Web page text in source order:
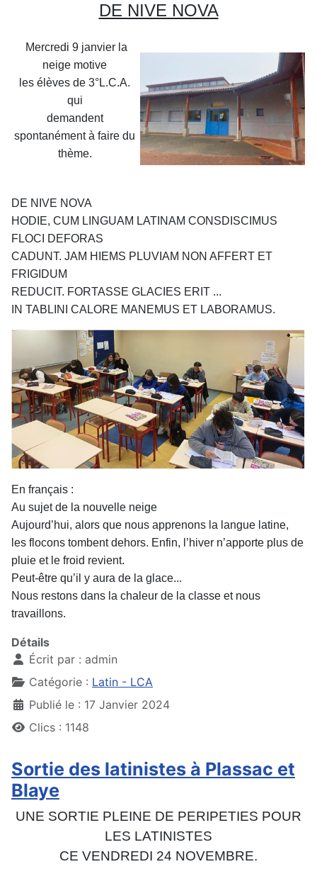
DE NIVE NOVA
Mercredi 9 janvier la
neige motive
les élèves de 3°L.C.A.
qui
demandent
spontanément à faire du
thème.
DE NIVE NOVA
HODIE, CUM LINGUAM LATINAM CONSDISCIMUS
FLOCI DEFORAS
CADUNT. JAM HIEMS PLUVIAM NON AFFERT ET
FRIGIDUM
REDUCIT. FORTASSE GLACIES ERIT ...
IN TABLINI CALORE MANEMUS ET LABORAMUS.
En français :
Au sujet de la nouvelle neige
Aujourd’hui, alors que nous apprenons la langue latine,
les flocons tombent dehors. Enfin, l’hiver n’apporte plus de
pluie et le froid revient.
Peut-être qu’il y aura de la glace...
Nous restons dans la chaleur de la classe et nous
travaillons.
Détails
Écrit par : admin
Catégorie : Latin - LCA
Publié le : 17 Janvier 2024
Clics : 1148
Sortie des latinistes à Plassac et
Blaye
UNE SORTIE PLEINE DE PERIPETIES POUR
LES LATINISTES
CE VENDREDI 24 NOVEMBRE.